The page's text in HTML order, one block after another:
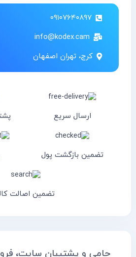
۰۹۱۰۷۶۴۰۸۹۷
info@kodex.cam
کرج، تهران اصفهان
ارسال سریع
تضمین بازگشت پول
تضمین اصالت
حامی و پشتیبان سایت،